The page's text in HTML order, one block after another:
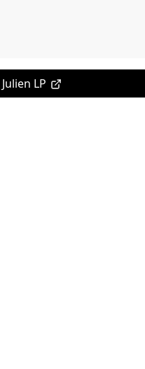
Julien LP